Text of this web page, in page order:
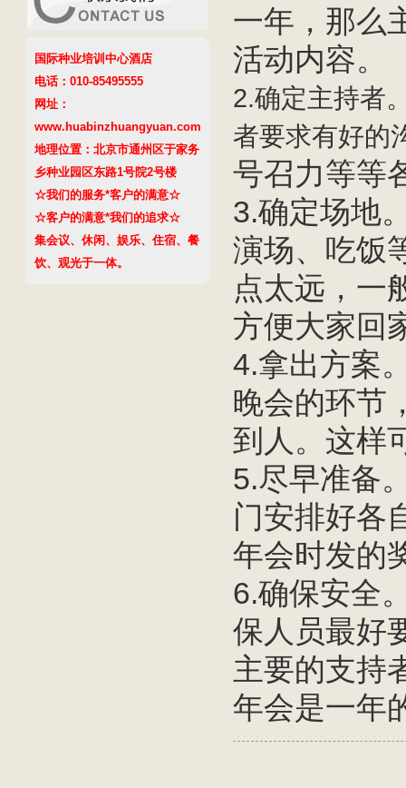
国际种业培训中心酒店
电话：010-85495555
网址：
www.huabinzhuangyuan.com
地理位置：北京市通州区于家务
乡种业园区东路1号院2号楼
☆我们的服务*客户的满意☆
☆客户的满意*我们的追求☆
集会议、休闲、娱乐、住宿、餐
饮、观光于一体。
一年，那么
活动内容。
2.确定主持者
者要求有好的
号召力等等
3.确定场地
演场、吃饭
点太远，一
方便大家回
4.拿出方案
晚会的环节
到人。这样
5.尽早准备
门安排好各
年会时发的
6.确保安全
保人员最好
主要的支持
年会是一年